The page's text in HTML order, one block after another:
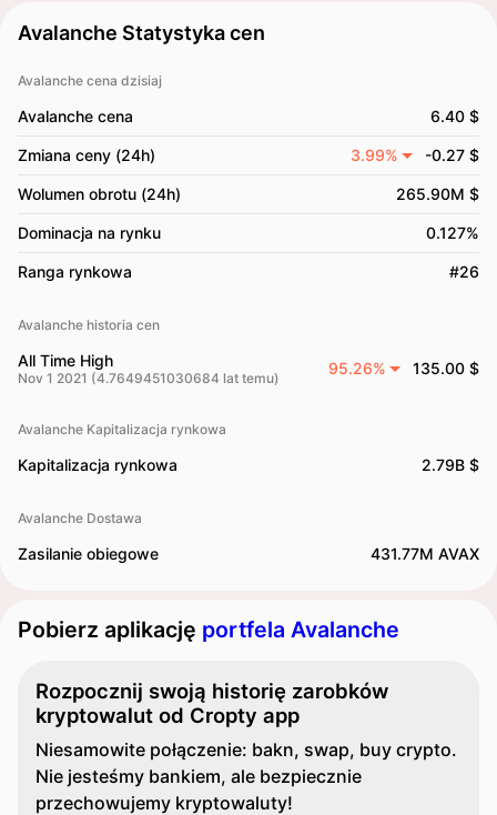
Avalanche Statystyka cen
Avalanche cena dzisiaj
Avalanche cena 6.40 $
Zmiana ceny (24h) 3.99% -0.27 $
Wolumen obrotu (24h) 265.90M $
Dominacja na rynku 0.127%
Ranga rynkowa #26
Avalanche historia cen
All Time High
Nov 1 2021 (4.7649451030684 lat temu)
95.26% 135.00 $
Avalanche Kapitalizacja rynkowa
Kapitalizacja rynkowa 2.79B $
Avalanche Dostawa
Zasilanie obiegowe 431.77M AVAX
Pobierz aplikację portfela Avalanche
Rozpocznij swoją historię zarobków
kryptowalut od Cropty app
Niesamowite połączenie: bakn, swap, buy crypto.
Nie jesteśmy bankiem, ale bezpiecznie
przechowujemy kryptowaluty!